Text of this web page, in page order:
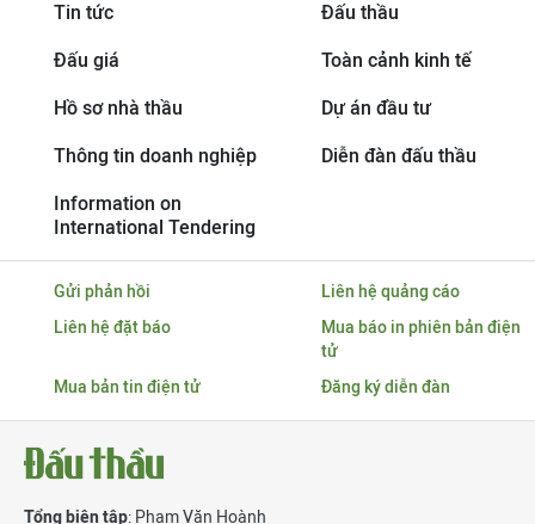
Tin tức Đấu thầu
Đấu giá Toàn cảnh kinh tế
Hồ sơ nhà thầu Dự án đầu tư
Thông tin doanh nghiệp Diễn đàn đấu thầu
Information on
International Tendering
Gửi phản hồi
Liên hệ quảng cáo
Liên hệ đặt báo
Mua báo in phiên bản điện
tử
Mua bản tin điện tử
Đăng ký diễn đàn
Tổng biên tập: Phạm Văn Hoành